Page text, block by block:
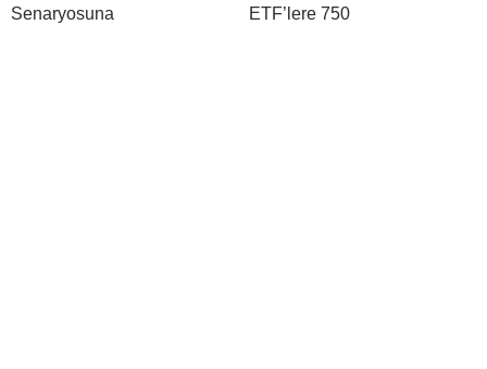
Senaryosuna
ETF’lere 750